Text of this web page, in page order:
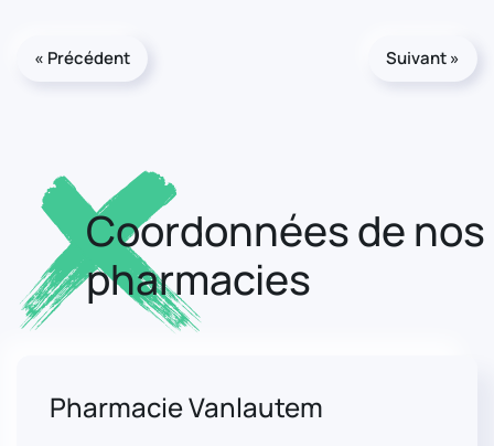
« Précédent Suivant »
Coordonnées de nos
pharmacies
Pharmacie Vanlautem